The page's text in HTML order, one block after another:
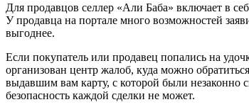
Для продавцов селлер «Али Баба» включает в
У продавца на портале много возможностей
выгоднее.
Если покупатель или продавец попались на
организован центр жалоб, куда можно
выдавшим вам карту, с которой были незаконно
безопасность каждой сделки не может.